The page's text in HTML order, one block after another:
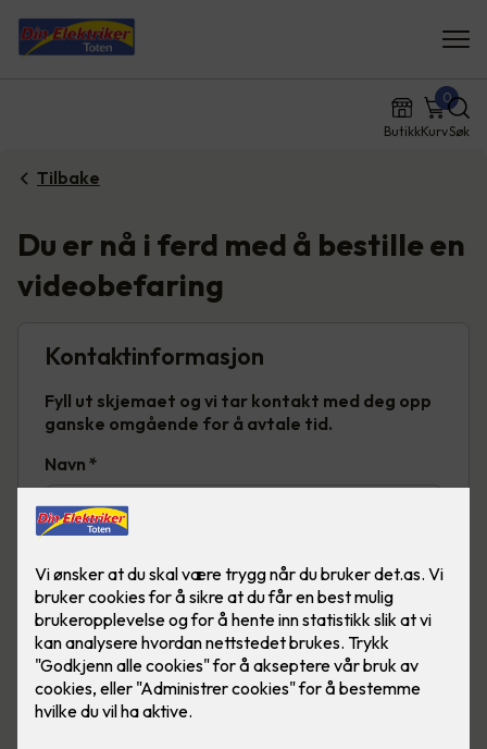
ButikkKurv
0
Søk
Tilbake
Du er nå i ferd med å bestille en
videobefaring
Kontaktinformasjon
Fyll ut skjemaet og vi tar kontakt med deg opp
ganske omgående for å avtale tid.
Navn *
Telefon
E-post*